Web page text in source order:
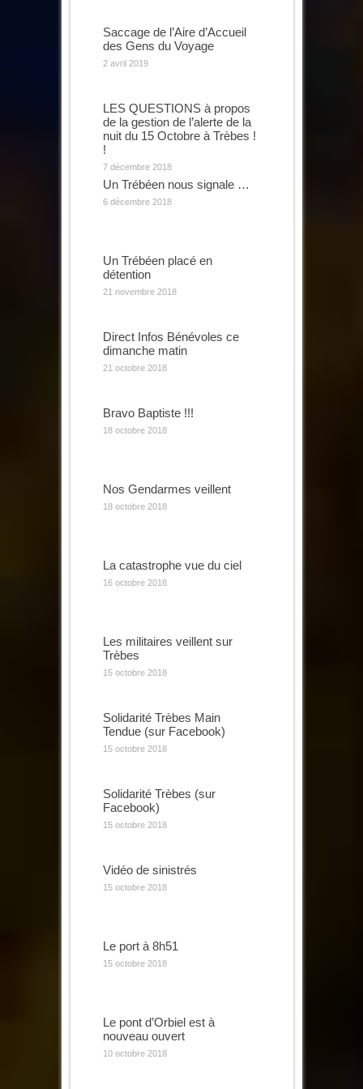
Saccage de l’Aire d’Accueil
des Gens du Voyage
2 avril 2019
LES QUESTIONS à propos
de la gestion de l’alerte de la
nuit du 15 Octobre à Trèbes !
!
7 décembre 2018
Un Trébéen nous signale …
6 décembre 2018
Un Trébéen placé en
détention
21 novembre 2018
Direct Infos Bénévoles ce
dimanche matin
21 octobre 2018
Bravo Baptiste !!!
18 octobre 2018
Nos Gendarmes veillent
18 octobre 2018
La catastrophe vue du ciel
16 octobre 2018
Les militaires veillent sur
Trèbes
15 octobre 2018
Solidarité Trèbes Main
Tendue (sur Facebook)
15 octobre 2018
Solidarité Trèbes (sur
Facebook)
15 octobre 2018
Vidéo de sinistrés
15 octobre 2018
Le port à 8h51
15 octobre 2018
Le pont d’Orbiel est à
nouveau ouvert
10 octobre 2018